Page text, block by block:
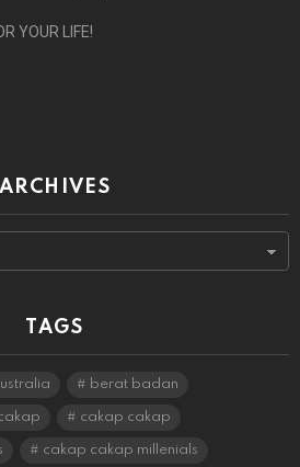
YOUR LIFE!
ARCHIVES
TAGS
berat badan
cakap cakap
cakap cakap millenials